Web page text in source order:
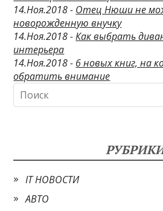
14.Ноя.2018 - Отец Нюши не
новорожденную внучку
14.Ноя.2018 -Как выбрать
интерьера
14.Ноя.2018 - 6 новых книг, на
обратить внимание
IT НОВОСТИ
АВТО